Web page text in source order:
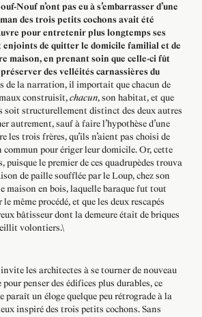
Nouf n’ont pas eu à s’embarrasser d’une
des trois petits cochons avait été
pour entretenir plus longtemps ses
enjoints de quitter le domicile familial et de
maison, en prenant soin que celle-ci fût
des velléités carnassières du
de la narration, il importait que chacun de
construisît,chacun, son habitat, et que
soit structurellement distinct des deux autres
autrement, sauf à faire l’hypothèse d’une
les trois frères, qu’ils n’aient pas choisi de
pour ériger leur domicile. Or, cette
puisque le premier de ces quadrupèdes trouva
de paille soufflée par le Loup, chez son
maison en bois, laquelle baraque fut tout
même procédé, et que les deux rescapés
bâtisseur dont la demeure était de briques
volontiers.\
invite les architectes à se tourner de nouveau
penser des édifices plus durables, ce
paraît un éloge quelque peu rétrograde à la
inspiré des trois petits cochons. Sans